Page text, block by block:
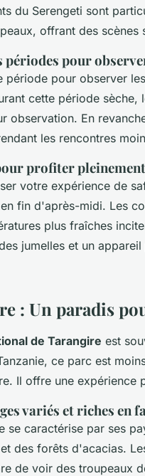
du Serengeti sont
offrant des scènes
périodes pour
période pour observer
cette période sèche,
observation. En
les rencontres
profiter
votre expérience de
fin d'après-midi. Les
plus fraîches
jumelles et un
: Un paradis
de Tarangire est
ce parc est
Il offre une expérience
variés et riches en
se caractérise par ses
des forêts d'acacias.
de voir des troupeaux